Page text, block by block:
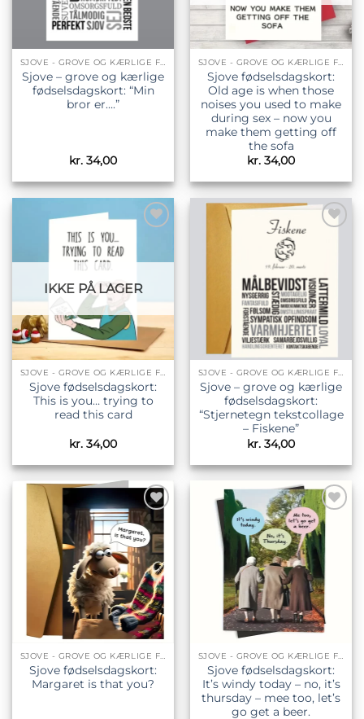
SJOVE - GROVE OG KÆRLIGE FØDSELSDAGSKORT
Sjove – grove og kærlige
fødselsdagskort: “Min
bror er….”
kr. 34,00
SJOVE - GROVE OG KÆRLIGE FØDSELSDAGSKORT
Sjove fødselsdagskort:
Old age is when those
noises you used to make
during sex – now you
make them getting off
the sofa
kr. 34,00
ønskeliste
IKKE PÅ LAGER
SJOVE - GROVE OG KÆRLIGE FØDSELSDAGSKORT
Sjove fødselsdagskort:
This is you… trying to
read this card
kr. 34,00
ønskeliste
SJOVE - GROVE OG KÆRLIGE FØDSELSDAGSKORT
Sjove – grove og kærlige
fødselsdagskort:
“Stjernetegn tekstcollage
– Fiskene”
kr. 34,00
Tilføj til
ønskeliste
SJOVE - GROVE OG KÆRLIGE FØDSELSDAGSKORT
Sjove fødselsdagskort:
Margaret is that you?
Tilføj til
ønskeliste
SJOVE - GROVE OG KÆRLIGE FØDSELSDAGSKORT
Sjove fødselsdagskort:
It’s windy today – no, it’s
thursday – mee too, let’s
go get a beer.